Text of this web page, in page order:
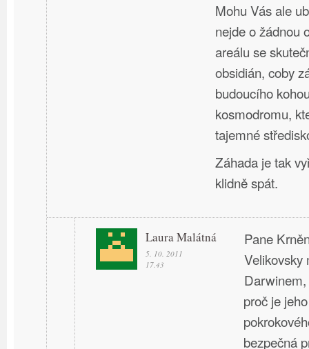
Mohu Vás ale
nejde o žádnou
areálu se
obsidián, coby
budoucího
kosmodromu,
tajemné
Záhada je tak
klidně spát.
Laura Malátná
5. 10. 2011
17.43
Pane
Velikovsky
proč je
bezpečná